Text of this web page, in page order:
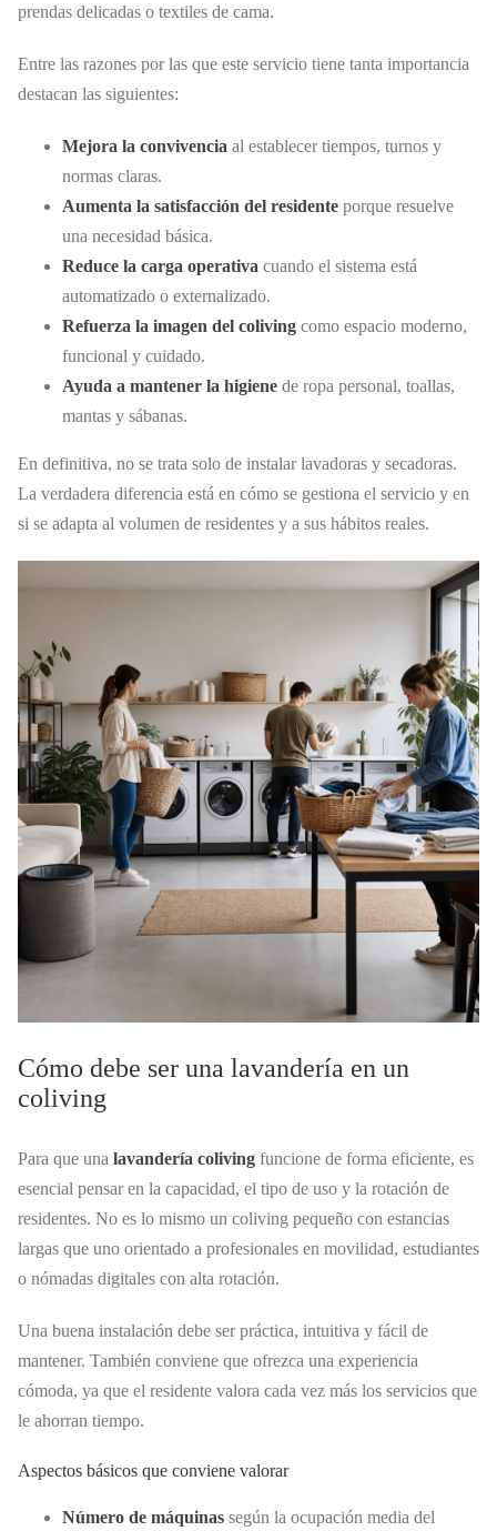
prendas delicadas o textiles de cama.
Entre las razones por las que este servicio tiene tanta importancia
destacan las siguientes:
Mejora la convivencia al establecer tiempos, turnos y
normas claras.
Aumenta la satisfacción del residente porque resuelve
una necesidad básica.
Reduce la carga operativa cuando el sistema está
automatizado o externalizado.
Refuerza la imagen del coliving como espacio moderno,
funcional y cuidado.
Ayuda a mantener la higiene de ropa personal, toallas,
mantas y sábanas.
En definitiva, no se trata solo de instalar lavadoras y secadoras.
La verdadera diferencia está en cómo se gestiona el servicio y en
si se adapta al volumen de residentes y a sus hábitos reales.
Cómo debe ser una lavandería en un
coliving
Para que una lavandería coliving funcione de forma eficiente, es
esencial pensar en la capacidad, el tipo de uso y la rotación de
residentes. No es lo mismo un coliving pequeño con estancias
largas que uno orientado a profesionales en movilidad, estudiantes
o nómadas digitales con alta rotación.
Una buena instalación debe ser práctica, intuitiva y fácil de
mantener. También conviene que ofrezca una experiencia
cómoda, ya que el residente valora cada vez más los servicios que
le ahorran tiempo.
Aspectos básicos que conviene valorar
Número de máquinas según la ocupación media del